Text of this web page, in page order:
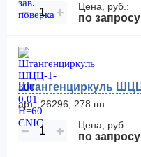
− + Цена, руб.:
по запросу
Штангенциркуль
арт.: 26296, 278 шт.
− + Цена, руб.:
по запросу